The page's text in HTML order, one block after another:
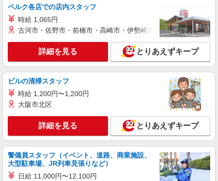
月給274,000円〜549,100円(残業代別) 年収
4,100,000円 〜8,400,000円(賞与・残業代含む)
（賞与 年2回/6月、12月支給） ※前職の給与を考
慮し、経験・能力に応じて決定します。 ※非管理
職としての採用を想定しています。
東京都品川区大崎2-1-1 Think Park Tower 23
階 （変更の範囲）会社の定める事業所（在宅勤務
を行う場所を含む）
キープ 詳細を見る
正社員 職業紹介
ニッセイ・ウェルス生命保険株式会社
生命保険会社のITガバナンス・管理職
月給：432,000円〜582,999円 年収：6,600,000
円〜10,500,000円(賞与・残業代含む) 賞与：年2
回/6、12月支給 給与更改：年1回（7月） 賃金形
態：月給制 ※前職の給与を考慮し、経験・能力に
応じて決定します。 ※非管理職としての採用を想
定しています。
東京都品川区大崎2-1-1 Think Park Tower （変
更の範囲）会社の定める事業所（在宅勤務を行う
場所を含む）
詳細を見る
ベルク各店での店内スタッフ
時給 1,065円
古河市・佐野市・前橋市・高崎市・伊勢崎市・太田市・館林市
詳細を見る とりあえずキープ
ビルの清掃スタッフ
時給 1,200円〜1,200円
大阪市北区
詳細を見る とりあえずキープ
警備員スタッフ（イベント、道路、商業施設、
大型駐車場、JR列車見張りなど）
日給 11,000円〜12,100円